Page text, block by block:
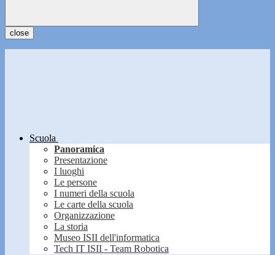
close
Scuola
Panoramica
Presentazione
I luoghi
Le persone
I numeri della scuola
Le carte della scuola
Organizzazione
La storia
Museo ISII dell'informatica
Tech IT ISII - Team Robotica